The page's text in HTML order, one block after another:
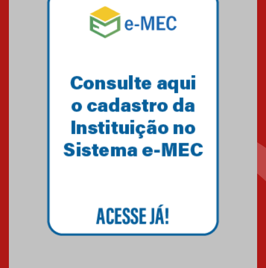
Mackenzie mobiliza campanha
solidária para apoiar famílias em
Minas Gerais
Primeiro culto do ano ressalta o
27.02.2026